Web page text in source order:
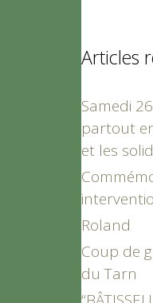
Articles
Samedi
partout
et les
Roland
Coup de
du Tarn